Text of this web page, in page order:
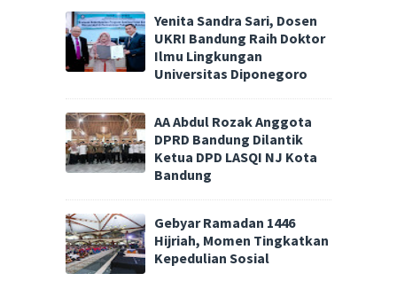
Yenita Sandra Sari, Dosen
UKRI Bandung Raih Doktor
Ilmu Lingkungan
Universitas Diponegoro
AA Abdul Rozak Anggota
DPRD Bandung Dilantik
Ketua DPD LASQI NJ Kota
Bandung
Gebyar Ramadan 1446
Hijriah, Momen Tingkatkan
Kepedulian Sosial